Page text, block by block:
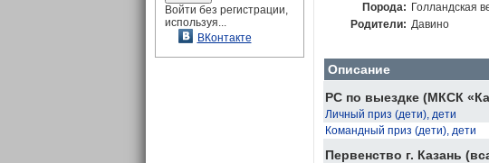
Войти без регистрации,
используя...
ВКонтакте
Порода: Голландская
Родители: Давино
Описание
РС по выездке (МКСК
Личный приз (дети), дети
Командный приз (дети), дети
Первенство г. Казань